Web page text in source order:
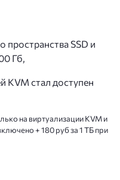
пространства SSD и
Гб,
KVM стал доступен
на виртуализации KVM и
+ 180 руб за 1 ТБ при